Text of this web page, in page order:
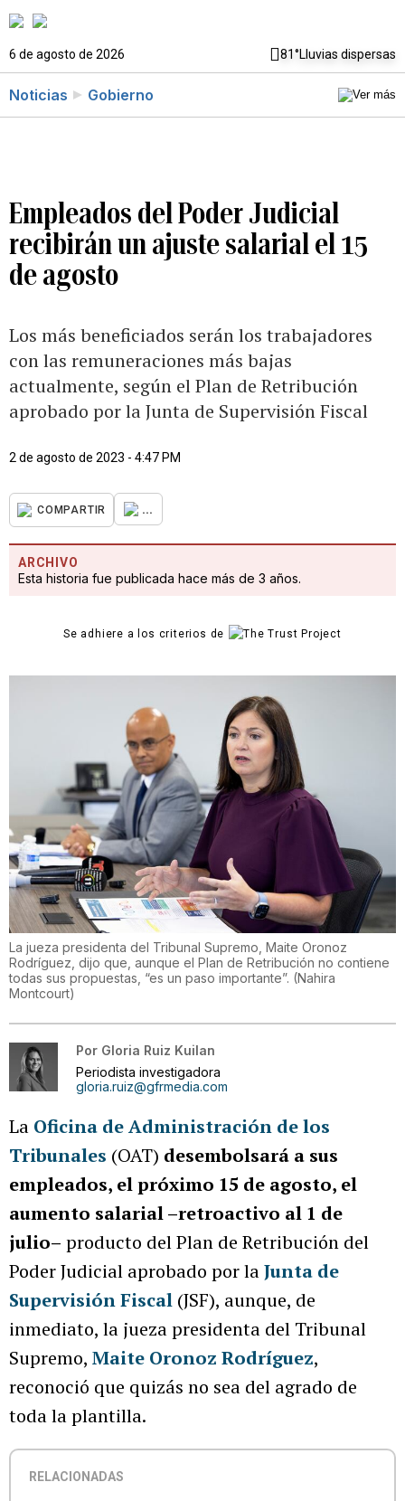
6 de agosto de 2026 81°Lluvias dispersas
Noticias Gobierno
Empleados del Poder Judicial
recibirán un ajuste salarial el 15
de agosto
Los más beneficiados serán los trabajadores
con las remuneraciones más bajas
actualmente, según el Plan de Retribución
aprobado por la Junta de Supervisión Fiscal
2 de agosto de 2023 - 4:47 PM
COMPARTIR ...
ARCHIVO
Esta historia fue publicada hace más de 3 años.
Se adhiere a los criterios de
La jueza presidenta del Tribunal Supremo, Maite Oronoz
Rodríguez, dijo que, aunque el Plan de Retribución no contiene
todas sus propuestas, “es un paso importante”. (Nahira
Montcourt)
Por Gloria Ruiz Kuilan
Periodista investigadora
gloria.ruiz@gfrmedia.com
La Oficina de Administración de los
Tribunales (OAT) desembolsará a sus
empleados, el próximo 15 de agosto, el
aumento salarial –retroactivo al 1 de
julio– producto del Plan de Retribución del
Poder Judicial aprobado por laJunta de
Supervisión Fiscal (JSF), aunque, de
inmediato, la jueza presidenta del Tribunal
Supremo, Maite Oronoz Rodríguez,
reconoció que quizás no sea del agrado de
toda la plantilla.
RELACIONADAS